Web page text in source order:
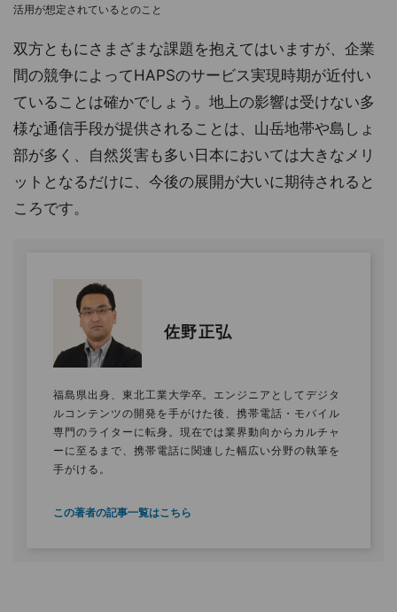
活用が想定されているとのこと
双方ともにさまざまな課題を抱えてはいますが、企業
間の競争によってHAPSのサービス実現時期が近付い
ていることは確かでしょう。地上の影響は受けない多
様な通信手段が提供されることは、山岳地帯や島しょ
部が多く、自然災害も多い日本においては大きなメリ
ットとなるだけに、今後の展開が大いに期待されると
ころです。
佐野正弘
福島県出身、東北工業大学卒。エンジニアとしてデジタ
ルコンテンツの開発を手がけた後、携帯電話・モバイル
専門のライターに転身。現在では業界動向からカルチャ
ーに至るまで、携帯電話に関連した幅広い分野の執筆を
手がける。
この著者の記事一覧はこちら